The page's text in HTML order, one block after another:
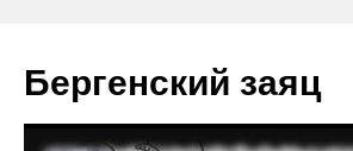
содержимому
Бергенский заяц